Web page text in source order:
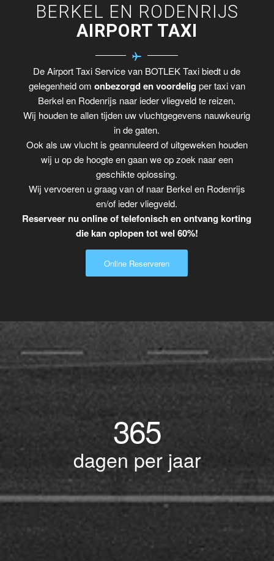
BERKEL EN RODENRIJS
AIRPORT TAXI
De Airport Taxi Service van BOTLEK Taxi biedt u de
gelegenheid om onbezorgd en voordelig per taxi van
Berkel en Rodenrijs naar ieder vliegveld te reizen.
Wij houden te allen tijden uw vluchtgegevens nauwkeurig
in de gaten.
Ook als uw vlucht is geannuleerd of uitgeweken houden
wij u op de hoogte en gaan we op zoek naar een
geschikte oplossing.
Wij vervoeren u graag van of naar Berkel en Rodenrijs
en/of ieder vliegveld.
Reserveer nu online of telefonisch en ontvang korting
die kan oplopen tot wel 60%!
Online Reserveren
365
dagen per jaar